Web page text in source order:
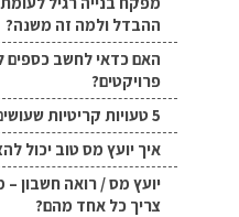
ההבדל ולמה זה משנה?
האם כדאי לחשב כספים
פרויקטים?
5 טעויות קריטיות שעושים עצמאיים בדיווח למס
איך יועץ מס טוב יכול
יועץ מס / רואה חשבון
צריך כל אחד מהם?